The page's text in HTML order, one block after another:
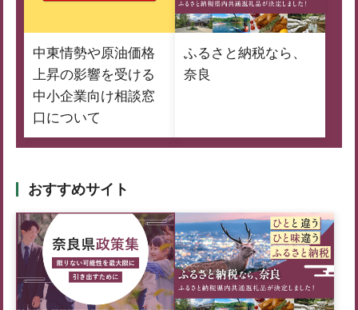
中東情勢や原油価格
上昇の影響を受ける
中小企業向け相談窓
口について
ふるさと納税なら、
奈良
おすすめサイト